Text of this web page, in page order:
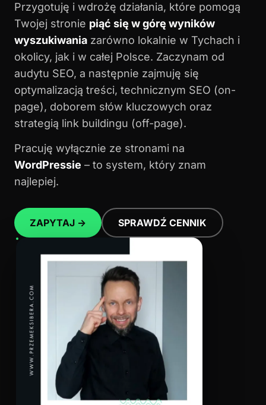
Przygotuję i wdrożę działania, które pomogą
Twojej stronie piąć się w górę wyników
wyszukiwania zarówno lokalnie w Tychach i
okolicy, jak i w całej Polsce. Zaczynam od
audytu SEO, a następnie zajmuję się
optymalizacją treści, technicznym SEO (on-
page), doborem słów kluczowych oraz
strategią link buildingu (off-page).
Pracuję wyłącznie ze stronami na
WordPressie – to system, który znam
najlepiej.
ZAPYTAJ → SPRAWDŹ CENNIK